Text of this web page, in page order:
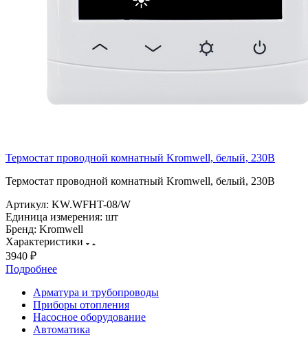
Термостат проводной комнатный Kromwell, белый, 230В
Термостат проводной комнатный Kromwell, белый, 230В
Артикул: KW.WFHT-08/W
Единица измерения: шт
Бренд: Kromwell
Характеристики
3940 ₽
Подробнее
Арматура и трубопроводы
Приборы отопления
Насосное оборудование
Автоматика